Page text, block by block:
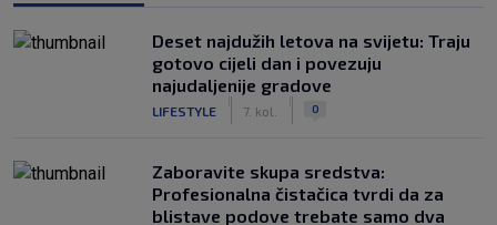
Deset najdužih letova na svijetu: Traju
gotovo cijeli dan i povezuju
najudaljenije gradove
LIFESTYLE 7. kol. 0
Zaboravite skupa sredstva:
Profesionalna čistačica tvrdi da za
blistave podove trebate samo dva